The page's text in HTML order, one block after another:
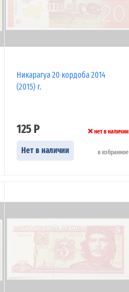
Никарагуа 20 кордоба 2014
(2015) г.
125 Р нет в наличии
Нет в наличии в избранное